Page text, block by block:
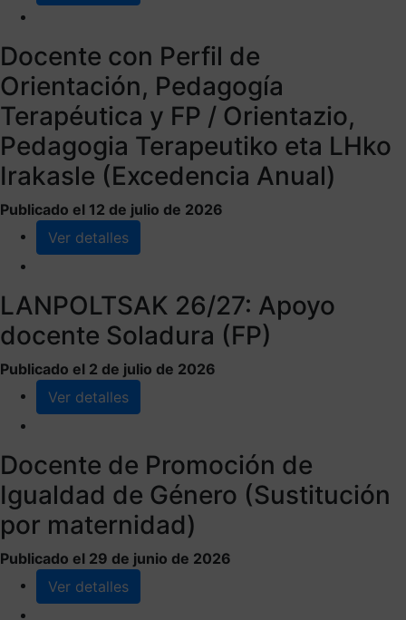
Docente con Perfil de
Orientación, Pedagogía
Terapéutica y FP / Orientazio,
Pedagogia Terapeutiko eta LHko
Irakasle (Excedencia Anual)
Publicado el 12 de julio de 2026
Ver detalles
LANPOLTSAK 26/27: Apoyo
docente Soladura (FP)
Publicado el 2 de julio de 2026
Ver detalles
Docente de Promoción de
Igualdad de Género (Sustitución
por maternidad)
Publicado el 29 de junio de 2026
Ver detalles